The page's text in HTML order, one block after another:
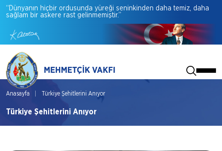
“Dünyanın hiçbir ordusunda yüreği seninkinden daha temiz, daha
sağlam bir askere rast gelinmemiştir.”
Anasayfa Türkiye Şehitlerini Anıyor
Türkiye Şehitlerini Anıyor